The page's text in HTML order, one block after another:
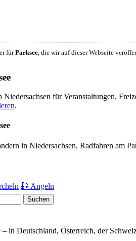
fürParksee , die wir auf dieser Webseite
Niedersachsen für Veranstaltungen,
.
in Niedersachsen, Radfahren am
🎣 Angeln
in Deutschland, Österreich, der